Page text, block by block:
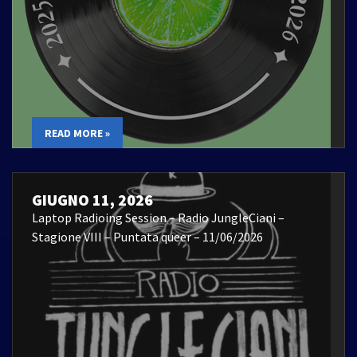
READ MORE »
GIUGNO 11, 2026
Laptop Radioing Session – Radio JungleCiani –
Stagione VIII – Puntata queer – 11/06/2026